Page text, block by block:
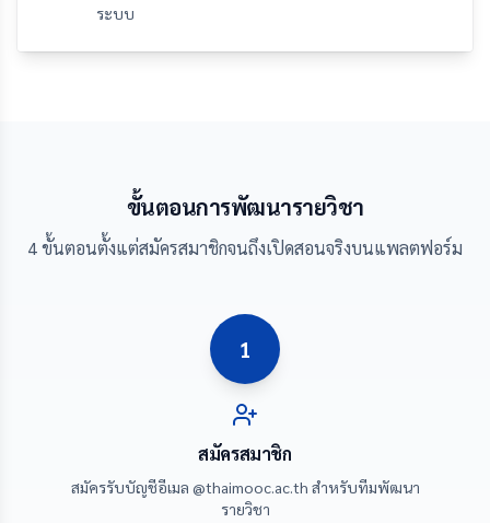
ระบบ
ขั้นตอนการพัฒนารายวิชา
4 ขั้นตอนตั้งแต่สมัครสมาชิกจนถึงเปิดสอนจริงบนแพลตฟอร์ม
1
สมัครสมาชิก
สมัครรับบัญชีอีเมล @thaimooc.ac.th สำหรับทีมพัฒนา
รายวิชา